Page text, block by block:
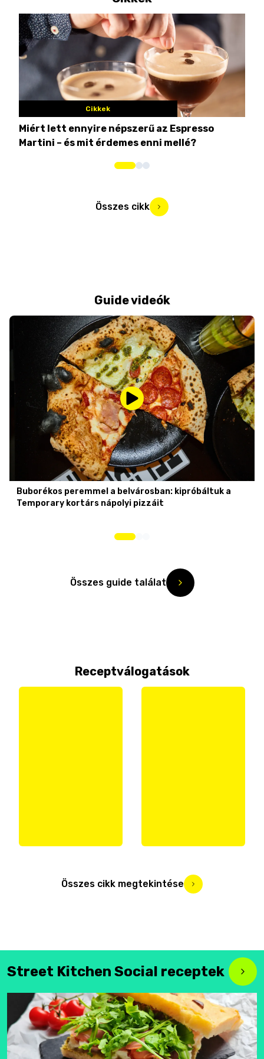
Cikkek
Miért lett ennyire népszerű az Espresso
Martini – és mit érdemes enni mellé?
Összes cikk
Guide videók
Buborékos peremmel a belvárosban: kipróbáltuk a
Temporary kortárs nápolyi pizzáit
Összes guide találat
Receptválogatások
Összes cikk megtekintése
Street Kitchen Social receptek